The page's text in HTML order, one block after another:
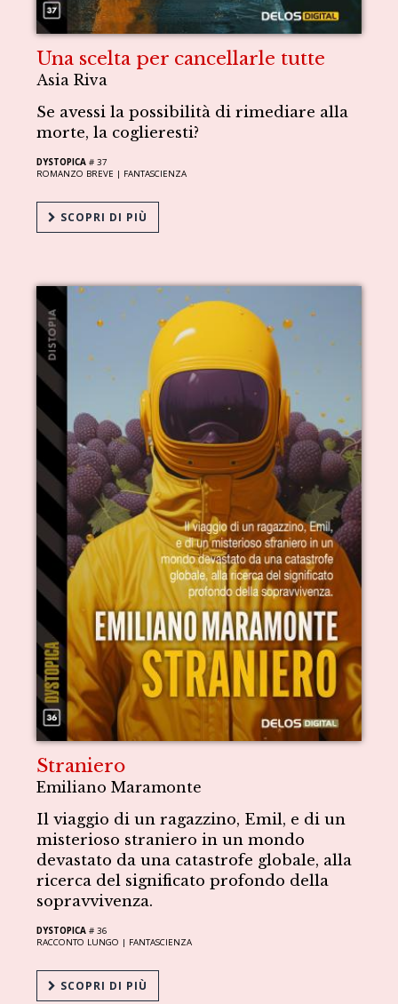
Una scelta per cancellarle tutte
Asia Riva
Se avessi la possibilità di rimediare alla
morte, la coglieresti?
DYSTOPICA # 37
ROMANZO BREVE | FANTASCIENZA
SCOPRI DI PIÙ
Straniero
Emiliano Maramonte
Il viaggio di un ragazzino, Emil, e di un
misterioso straniero in un mondo
devastato da una catastrofe globale, alla
ricerca del significato profondo della
sopravvivenza.
DYSTOPICA # 36
RACCONTO LUNGO | FANTASCIENZA
SCOPRI DI PIÙ